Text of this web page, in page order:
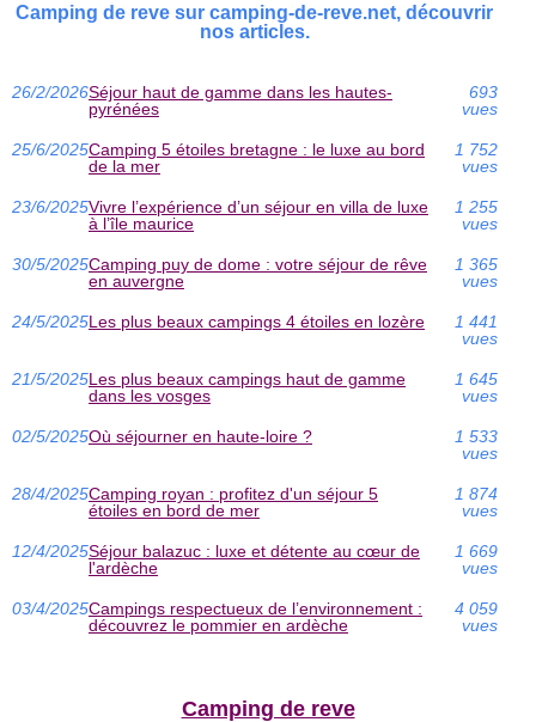
Camping de reve sur camping-de-reve.net, découvrir
nos articles.
26/2/2026Séjour haut de gamme dans les hautes-
pyrénées
693
vues
25/6/2025Camping 5 étoiles bretagne : le luxe au bord
de la mer
1 752
vues
23/6/2025Vivre l’expérience d’un séjour en villa de luxe
à l’île maurice
1 255
vues
30/5/2025Camping puy de dome : votre séjour de rêve
en auvergne
1 365
vues
24/5/2025Les plus beaux campings 4 étoiles en lozère
1 441
vues
21/5/2025Les plus beaux campings haut de gamme
dans les vosges
1 645
vues
02/5/2025Où séjourner en haute-loire ?
1 533
vues
28/4/2025Camping royan : profitez d'un séjour 5
étoiles en bord de mer
1 874
vues
12/4/2025Séjour balazuc : luxe et détente au cœur de
l'ardèche
1 669
vues
03/4/2025Campings respectueux de l’environnement :
découvrez le pommier en ardèche
4 059
vues
Camping de reve